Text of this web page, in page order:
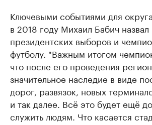
Ключевыми событиями для
в 2018 году Михаил Бабич
президентских выборов и
футболу. "Важным итогом
что после его проведения
значительное наследие в виде
дорог, развязок, новых
и так далее. Всё это будет ещё
служить людям. Что касается